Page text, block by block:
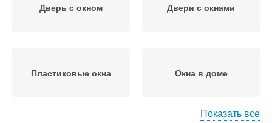
Дверь с окном Двери с окнами
Пластиковые окна Окна в доме
Показать все